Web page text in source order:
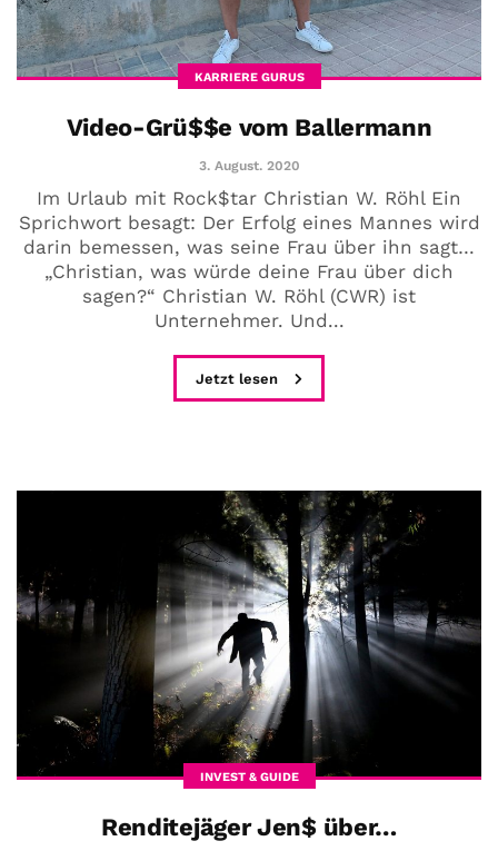
KARRIERE GURUS
Video-Grü$$e vom Ballermann
3. August. 2020
Im Urlaub mit Rock$tar Christian W. Röhl Ein
Sprichwort besagt: Der Erfolg eines Mannes wird
darin bemessen, was seine Frau über ihn sagt…
„Christian, was würde deine Frau über dich
sagen?“ Christian W. Röhl (CWR) ist
Unternehmer. Und...
Jetzt lesen
INVEST & GUIDE
Renditejäger Jen$ über…